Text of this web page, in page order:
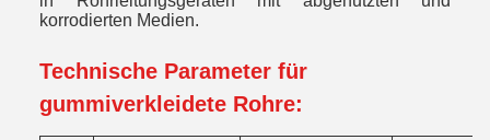
korrodierten Medien.
Technische Parameter für
gummiverkleidete Rohre: